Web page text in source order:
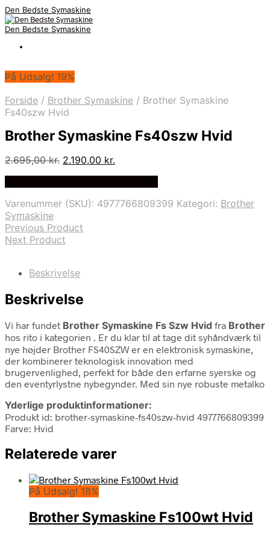
Den Bedste Symaskine
Den Bedste Symaskine
På Udsalg! 19%
Forside / Brother Symaskine / Brother Symaskine
Fs40szw Hvid
Brother Symaskine Fs40szw Hvid
2.695,00kr. Den
2.695,00 kr..
2.190,00 kr.
2.190,00 kr..
Varenummer (SKU): 4977766809399 Kategori: Brother
Symaskine
Previous Product
Next Product
Beskrivelse
Beskrivelse
Vi har fundet Brother Symaskine Fs Szw Hvid fra Brother
hos rito i kategorien . Er du klar til at tage dit syhåndværk til
nye højder Brother FS40SZW er en elektronisk symaskine,
der kombinerer teknologisk innovation med
brugervenlighed, perfekt for både den erfarne syerske og
den eventyrlystne nybegynder. Med sin nye robuste metalko
Yderlige produktinformationer:
Produkt id: brother-symaskine-fs40szw-hvid 4977766809399
Farve: Hvid
Relaterede varer
På Udsalg! 18%
Brother Symaskine Fs100wt Hvid